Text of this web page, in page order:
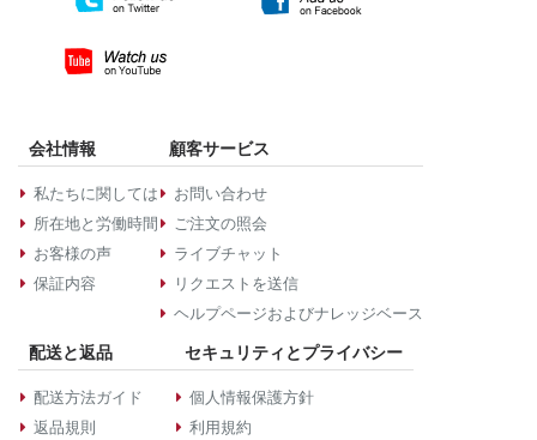
会社情報
私たちに関しては
所在地と労働時間
お客様の声
保証内容
顧客サービス
お問い合わせ
ご注文の照会
ライブチャット
リクエストを送信
ヘルプページおよびナレッジベース
配送と返品
配送方法ガイド
返品規則
セキュリティとプライバシー
個人情報保護方針
利用規約